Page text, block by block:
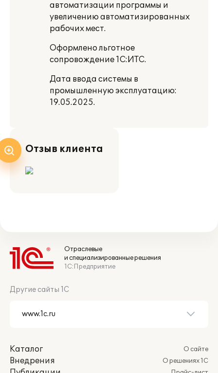
автоматизации программы и
увеличению автоматизированных
рабочих мест.
Оформлено льготное
сопровождение 1С:ИТС.
Дата ввода системы в
промышленную эксплуатацию:
19.05.2025.
Отзыв клиента
Отраслевые
и специализированные решения
1С:Предприятие
Другие сайты 1С
Каталог
Внедрения
О сайте
О решениях 1С